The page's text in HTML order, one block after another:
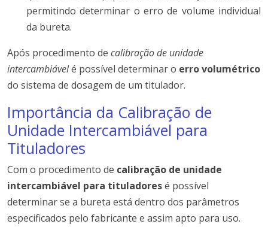
permitindo determinar o erro de volume individual
da bureta.
Após procedimento de calibração de unidade
intercambiávelé possível determinar o erro volumétrico
do sistema de dosagem de um titulador.
Importância da Calibração de
Unidade Intercambiável para
Tituladores
Com o procedimento de calibração de unidade
intercambiável para tituladoresé possível
determinar se a bureta está dentro dos parâmetros
especificados pelo fabricante e assim apto para uso.